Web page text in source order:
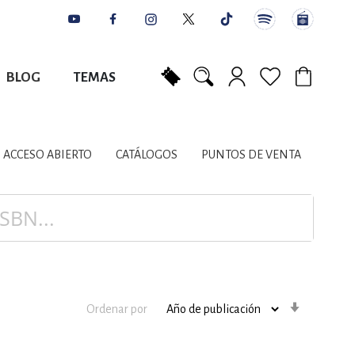
BLOG TEMAS
LITERARIOS
PLANIFICACIÓN
ACCESO ABIERTO CATÁLOGOS PUNTOS DE VENTA
Ordenar por